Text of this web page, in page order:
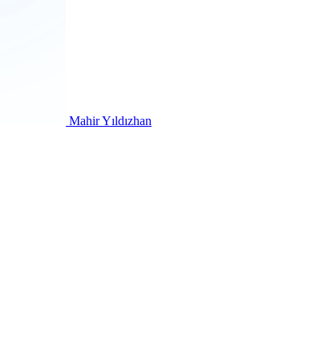
Mahir Yıldızhan